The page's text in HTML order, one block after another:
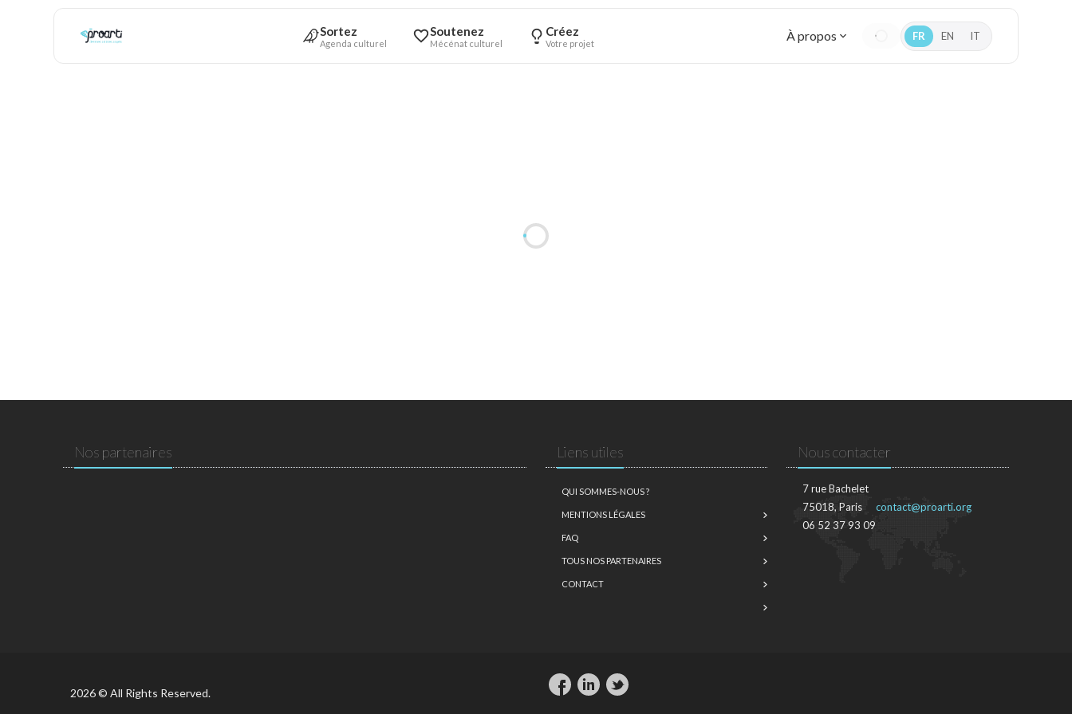
Sortez
Agenda culturel
Soutenez
Mécénat culturel
Créez
Votre projet À propos FR EN IT
Nos partenaires Liens utiles
QUI SOMMES-NOUS ?
MENTIONS LÉGALES
FAQ
TOUS NOS PARTENAIRES
CONTACT
Nous contacter
7 rue Bachelet
75018, Paris
06 52 37 93 09
contact@proarti.org
2026 © All Rights Reserved.